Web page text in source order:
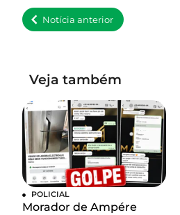
Notícia anterior
Veja também
POLICIAL
Morador de Ampére